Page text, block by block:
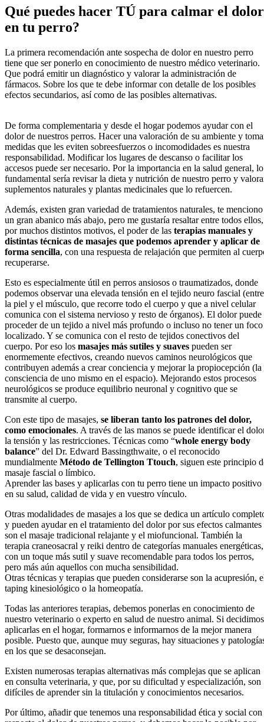
Qué puedes hacer TÚ para calmar el dolor
en tu perro?
La primera recomendación ante sospecha de dolor en nuestro perro
tiene que ser ponerlo en conocimiento de nuestro médico veterinario.
Que podrá emitir un diagnóstico y valorar la administración de
fármacos. Sobre los que te debe informar con detalle de los posibles
efectos secundarios, así como de las posibles alternativas.
De forma complementaria y desde el hogar podemos ayudar con el
dolor de nuestros perros. Hacer una valoración de su ambiente y
medidas que les eviten sobreesfuerzos o incomodidades es nuestra
responsabilidad. Modificar los lugares de descanso o facilitar los
accesos puede ser necesario. Por la importancia en la salud general, lo
fundamental sería revisar la dieta y nutrición de nuestro perro y
suplementos naturales y plantas medicinales que lo refuercen.
Además, existen gran variedad de tratamientos naturales, te menciono
un gran abanico más abajo, pero me gustaría resaltar entre todos ellos,
por muchos distintos motivos, el poder de las terapias manuales y
distintas técnicas de masajes que podemos aprender y aplicar de
forma sencilla, con una respuesta de relajación que permiten al
recuperarse.
Esto es especialmente útil en perros ansiosos o traumatizados, donde
podemos observar una elevada tensión en el tejido neuro fascial (entre
la piel y el músculo, que recorre todo el cuerpo y que a nivel celular
comunica con el sistema nervioso y resto de órganos). El dolor puede
proceder de un tejido a nivel más profundo o incluso no tener un foco
localizado. Y se comunica con el resto de tejidos conectivos del
cuerpo. Por eso los masajes más sutiles y suaves pueden ser
enormemente efectivos, creando nuevos caminos neurológicos que
contribuyen además a crear conciencia y mejorar la propiocepción (la
consciencia de uno mismo en el espacio). Mejorando estos procesos
neurológicos se produce equilibrio neuronal y cognitivo que se
transmite al cuerpo.
Con este tipo de masajes, se liberan tanto los patrones del dolor,
como emocionales. A través de las manos se puede identificar el
la tensión y las restricciones. Técnicas como “whole energy body
balance” del Dr. Edward Bassingthwaite, o el reconocido
mundialmente Método de Tellington Ttouch, siguen este principio
masaje fascial o límbico.
Aprender las bases y aplicarlas con tu perro tiene un impacto positivo
en su salud, calidad de vida y en vuestro vínculo.
Otras modalidades de masajes a los que se dedica un artículo
y pueden ayudar en el tratamiento del dolor por sus efectos calmantes
son el masaje tradicional relajante y el miofuncional. También la
terapia craneosacral y reiki dentro de categorías manuales energéticas,
con un toque más sutil y suave recomendable para todos los perros,
pero más aún aquellos con mucha sensibilidad.
Otras técnicas y terapias que pueden considerarse son la acupresión,
taping kinesiológico o la homeopatía.
Todas las anteriores terapias, debemos ponerlas en conocimiento de
nuestro veterinario o experto en salud de nuestro animal. Si decidimos
aplicarlas en el hogar, formarnos e informarnos de la mejor manera
posible. Puesto que, aunque muy seguras, hay situaciones y
en los que se desaconsejan.
Existen numerosas terapias alternativas más complejas que se aplican
en consulta veterinaria, y que, por su dificultad y especialización, son
difíciles de aprender sin la titulación y conocimientos necesarios.
Por último, añadir que tenemos una responsabilidad ética y social con